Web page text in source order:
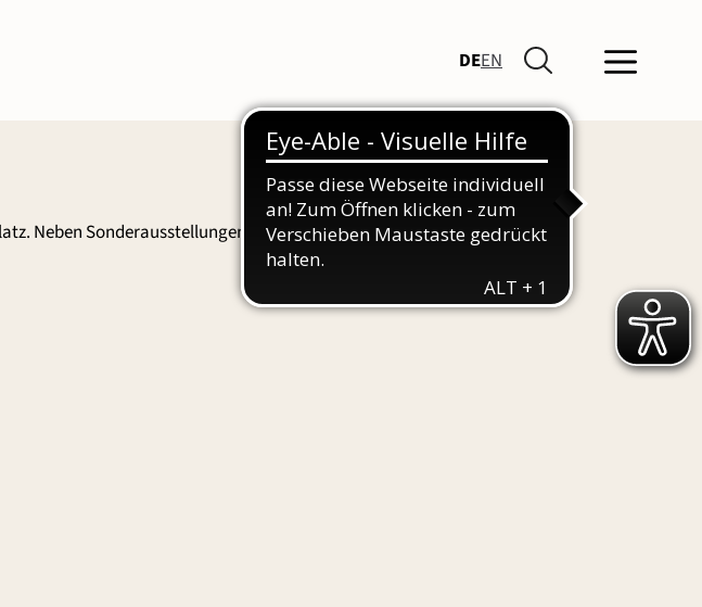
DEEN
Neben Sonderausstellungen und Führungen finden Sie hier auch